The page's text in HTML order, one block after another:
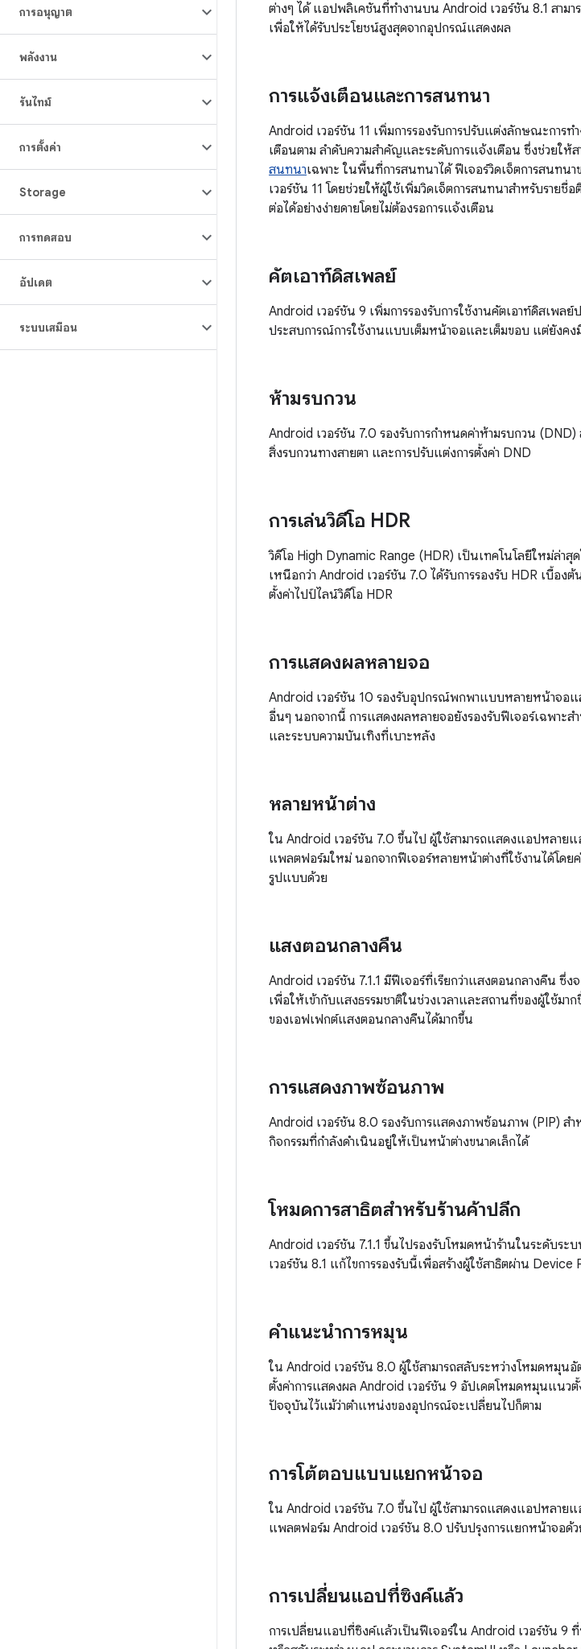
การอนุญาต
พลังงาน
รันไทม์
การตั้งค่า
Storage
การทดสอบ
อัปเดต
ระบบเสมือน
ต่างๆ ได้ แอปพลิเคชันที่ทำงานบน Android เวอร์ชัน 8.1 สาม
เพื่อให้ได้รับประโยชน์สูงสุดจากอุปกรณ์แสดงผล
การแจ้งเตือนและการสนทนา
Android เวอร์ชัน 11 เพิ่มการรองรับการปรับแต่งลักษณะการ
เตือนตาม ลำดับความสำคัญและระดับการแจ้งเตือน ซึ่งช่วยให้
สนทนาเฉพาะ ในพื้นที่การสนทนาได้ ฟีเจอร์วิดเจ็ตการสนทน
เวอร์ชัน 11 โดยช่วยให้ผู้ใช้เพิ่มวิดเจ็ตการสนทนาสำหรับรา
ต่อได้อย่างง่ายดายโดยไม่ต้องรอการแจ้งเตือน
คัตเอาท์ดิสเพลย์
Android เวอร์ชัน 9 เพิ่มการรองรับการใช้งานคัตเอาท์ดิสเพ
ประสบการณ์การใช้งานแบบเต็มหน้าจอและเต็มขอบ แต่ยัง
ห้ามรบกวน
Android เวอร์ชัน 7.0 รองรับการกำหนดค่าห้ามรบกวน
สิ่งรบกวนทางสายตา และการปรับแต่งการตั้งค่า DND
การเล่นวิดีโอ HDR
วิดีโอ High Dynamic Range (HDR) เป็นเทคโนโลยีใหม่ล่
เหนือกว่า Android เวอร์ชัน 7.0 ได้รับการรองรับ HDR เบื้อง
ตั้งค่าไปป์ไลน์วิดีโอ HDR
การแสดงผลหลายจอ
Android เวอร์ชัน 10 รองรับอุปกรณ์พกพาแบบหลายหน้าจอ
อื่นๆ นอกจากนี้ การแสดงผลหลายจอยังรองรับฟีเจอร์เฉพาะ
และระบบความบันเทิงที่เบาะหลัง
หลายหน้าต่าง
ใน Android เวอร์ชัน 7.0 ขึ้นไป ผู้ใช้สามารถแสดงแอปหลา
แพลตฟอร์มใหม่ นอกจากฟีเจอร์หลายหน้าต่างที่ใช้งานได้โดย
รูปแบบด้วย
แสงตอนกลางคืน
Android เวอร์ชัน 7.1.1 มีฟีเจอร์ที่เรียกว่าแสงตอนกลางคืน
เพื่อให้เข้ากับแสงธรรมชาติในช่วงเวลาและสถานที่ของผู้ใช้ม
ของเอฟเฟกต์แสงตอนกลางคืนได้มากขึ้น
การแสดงภาพซ้อนภาพ
Android เวอร์ชัน 8.0 รองรับการแสดงภาพซ้อนภาพ (PIP)
กิจกรรมที่กำลังดำเนินอยู่ให้เป็นหน้าต่างขนาดเล็กได้
โหมดการสาธิตสำหรับร้านค้าปลีก
Android เวอร์ชัน 7.1.1 ขึ้นไปรองรับโหมดหน้าร้านในระดับร
เวอร์ชัน 8.1 แก้ไขการรองรับนี้เพื่อสร้างผู้ใช้สาธิตผ่าน
คำแนะนำการหมุน
ใน Android เวอร์ชัน 8.0 ผู้ใช้สามารถสลับระหว่างโหมดหมุ
ตั้งค่าการแสดงผล Android เวอร์ชัน 9 อัปเดตโหมดหมุนแนว
ปัจจุบันไว้แม้ว่าตำแหน่งของอุปกรณ์จะเปลี่ยนไปก็ตาม
การโต้ตอบแบบแยกหน้าจอ
ใน Android เวอร์ชัน 7.0 ขึ้นไป ผู้ใช้สามารถแสดงแอปหลา
แพลตฟอร์ม Android เวอร์ชัน 8.0 ปรับปรุงการแยกหน้าจอด้
การเปลี่ยนแอปที่ซิงค์แล้ว
การเปลี่ยนแอปที่ซิงค์แล้วเป็นฟีเจอร์ใน Android เวอร์ชัน 9